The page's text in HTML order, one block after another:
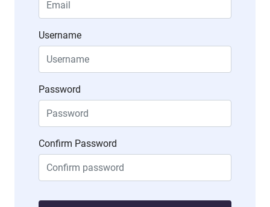
Username
Password
Confirm Password